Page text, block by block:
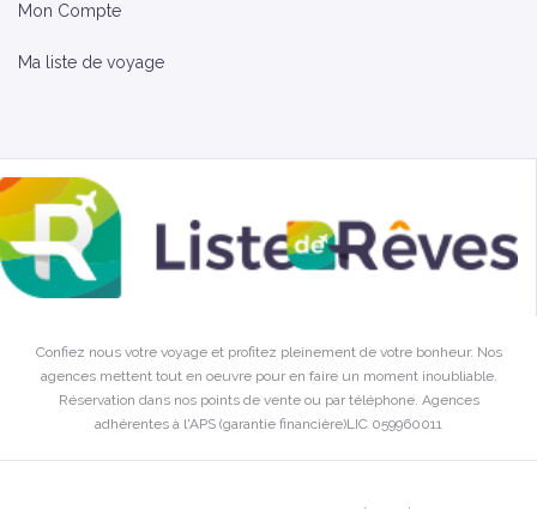
Mon Compte
Ma liste de voyage
Confiez nous votre voyage et profitez pleinement de votre bonheur. Nos
agences mettent tout en oeuvre pour en faire un moment inoubliable.
Réservation dans nos points de vente ou par téléphone. Agences
adhérentes à l'APS (garantie financière)LIC 059960011